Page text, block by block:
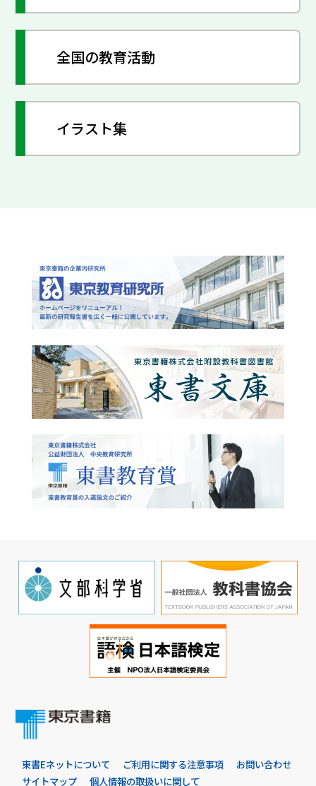
全国の教育活動
イラスト集
東書Eネットについて ご利用に関する注意事項
お問い合わせ
サイトマップ
個人情報の取扱いに関して